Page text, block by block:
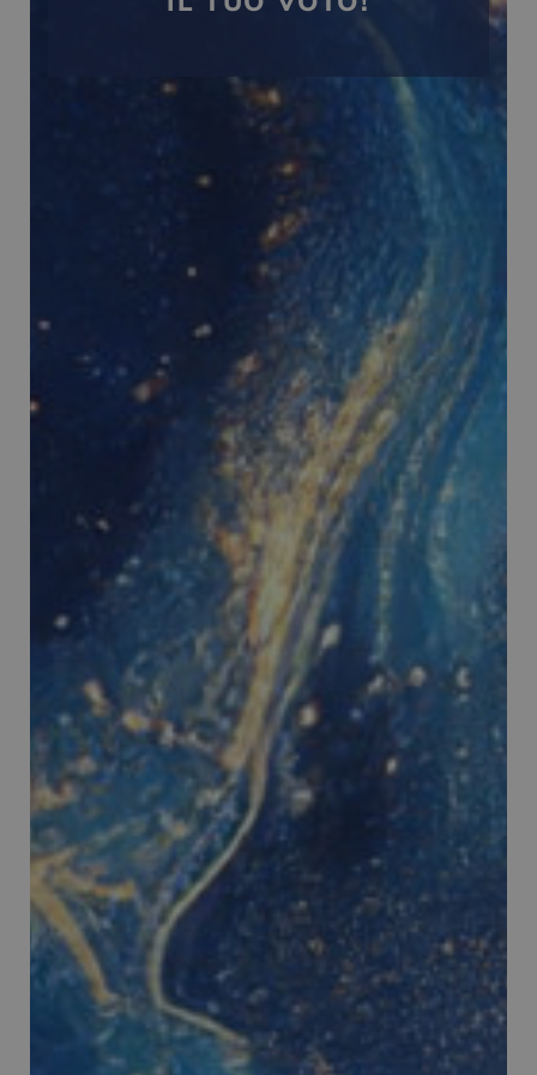
Google LLC
.panoramacosmetico.it
1 anno 1
.panoramacosmetico.it
1 anno 1
mese